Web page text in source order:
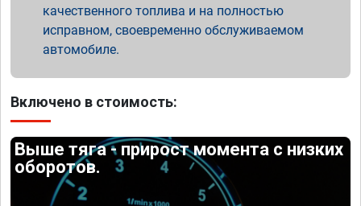
качественного топлива и на полностью
исправном, своевременно обслуживаемом
автомобиле.
Включено в стоимость:
Выше тяга - прирост момента с низких
оборотов.